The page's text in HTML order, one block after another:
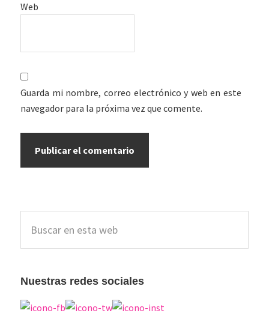
Web
Guarda mi nombre, correo electrónico y web en este
navegador para la próxima vez que comente.
Barra
lateral
esta
Nuestras redes sociales